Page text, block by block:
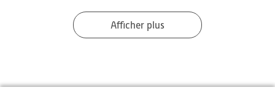
Afficher plus